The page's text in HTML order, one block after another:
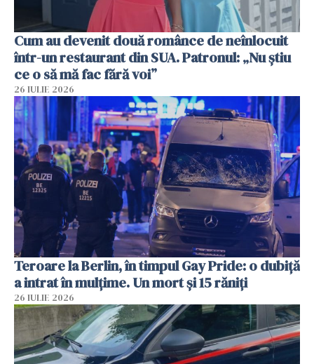
Cum au devenit două românce de neînlocuit
într-un restaurant din SUA. Patronul: „Nu știu
ce o să mă fac fără voi”
26 IULIE 2026
Teroare la Berlin, în timpul Gay Pride: o dubiță
a intrat în mulțime. Un mort și 15 răniți
26 IULIE 2026